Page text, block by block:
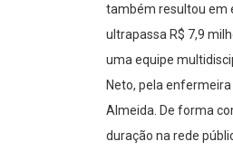
também resultou em
ultrapassa R$ 7,9
uma equipe
Neto, pela
Almeida. De forma
duração na rede